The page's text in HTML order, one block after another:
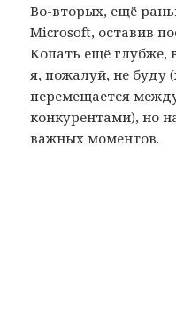
Во-вторых, ещё
Microsoft, оставив
Копать ещё глубже,
я, пожалуй, не буду
перемещается
конкурентами), но
важных моментов.